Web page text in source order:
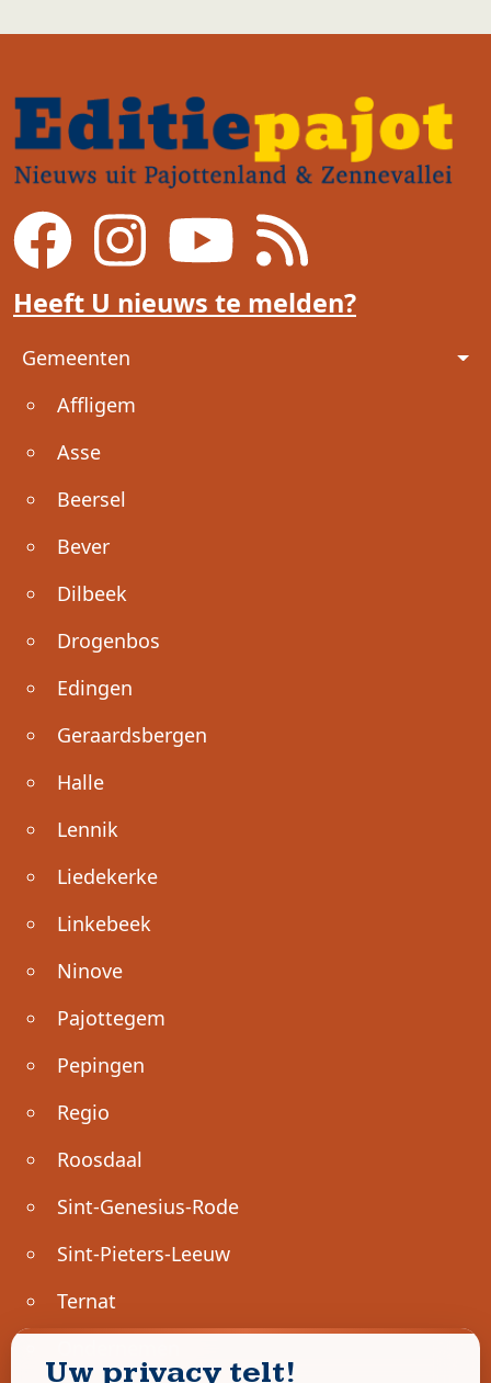
Heeft U nieuws te melden?
Voet
Gemeenten
Affligem
Asse
Beersel
Bever
Dilbeek
Drogenbos
Edingen
Geraardsbergen
Halle
Lennik
Liedekerke
Linkebeek
Ninove
Pajottegem
Pepingen
Regio
Roosdaal
Sint-Genesius-Rode
Sint-Pieters-Leeuw
Ternat
Uw privacy telt!